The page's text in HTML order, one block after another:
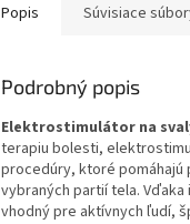
Popis Súvisiace
Podrobný popis
Elektrostimulátor na svaly
terapiu bolesti,
procedúry, ktoré pomáhajú
vybraných partií tela.
vhodný pre aktívnych ľudí,